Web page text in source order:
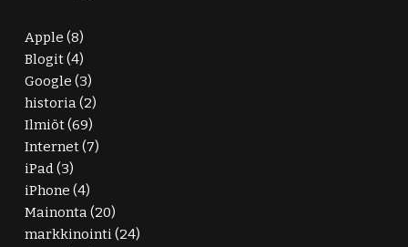
Apple (8)
Blogit(4)
Google (3)
historia(2)
Ilmiöt(69)
Internet(7)
iPad(3)
iPhone (4)
Mainonta(20)
markkinointi(24)